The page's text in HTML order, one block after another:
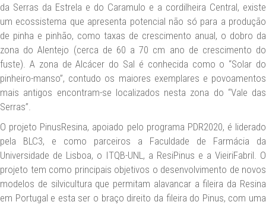
da Serras da Estrela e do Caramulo e a cordilheira Central, existe
um ecossistema que apresenta potencial não só para a produção
de pinha e pinhão, como taxas de crescimento anual, o dobro da
zona do Alentejo (cerca de 60 a 70 cm ano de crescimento do
fuste). A zona de Alcácer do Sal é conhecida como o “Solar do
pinheiro-manso”, contudo os maiores exemplares e povoamentos
mais antigos encontram-se localizados nesta zona do “Vale das
Serras”.
O projeto PinusResina, apoiado pelo programa PDR2020, é liderado
pela BLC3, e como parceiros a Faculdade de Farmácia da
Universidade de Lisboa, o ITQB-UNL, a ResiPinus e a VieiriFabril. O
projeto tem como principais objetivos o desenvolvimento de novos
modelos de silvicultura que permitam alavancar a fileira da Resina
em Portugal e esta ser o braço direito da fileira do Pinus, com uma